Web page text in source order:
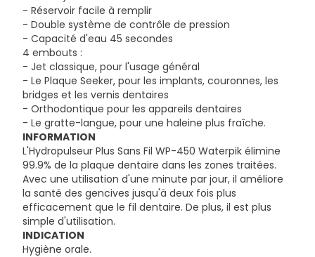
- Réservoir facile à remplir
- Double système de contrôle de pression
- Capacité d'eau 45 secondes
4 embouts :
- Jet classique, pour l'usage général
- Le Plaque Seeker, pour les implants, couronnes, les
bridges et les vernis dentaires
- Orthodontique pour les appareils dentaires
- Le gratte-langue, pour une haleine plus fraîche.
INFORMATION
L'Hydropulseur Plus Sans Fil WP-450 Waterpik élimine
99.9% de la plaque dentaire dans les zones traitées.
Avec une utilisation d'une minute par jour, il améliore
la santé des gencives jusqu'à deux fois plus
efficacement que le fil dentaire. De plus, il est plus
simple d'utilisation.
INDICATION
Hygiène orale.